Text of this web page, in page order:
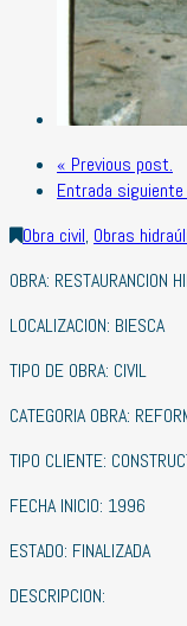
« Previous post.
Entrada
Obra civil, Obras
OBRA: RESTAURANCION
LOCALIZACION: BIESCA
TIPO DE OBRA: CIVIL
CATEGORIA OBRA:
TIPO CLIENTE:
FECHA INICIO: 1996
ESTADO: FINALIZADA
DESCRIPCION: